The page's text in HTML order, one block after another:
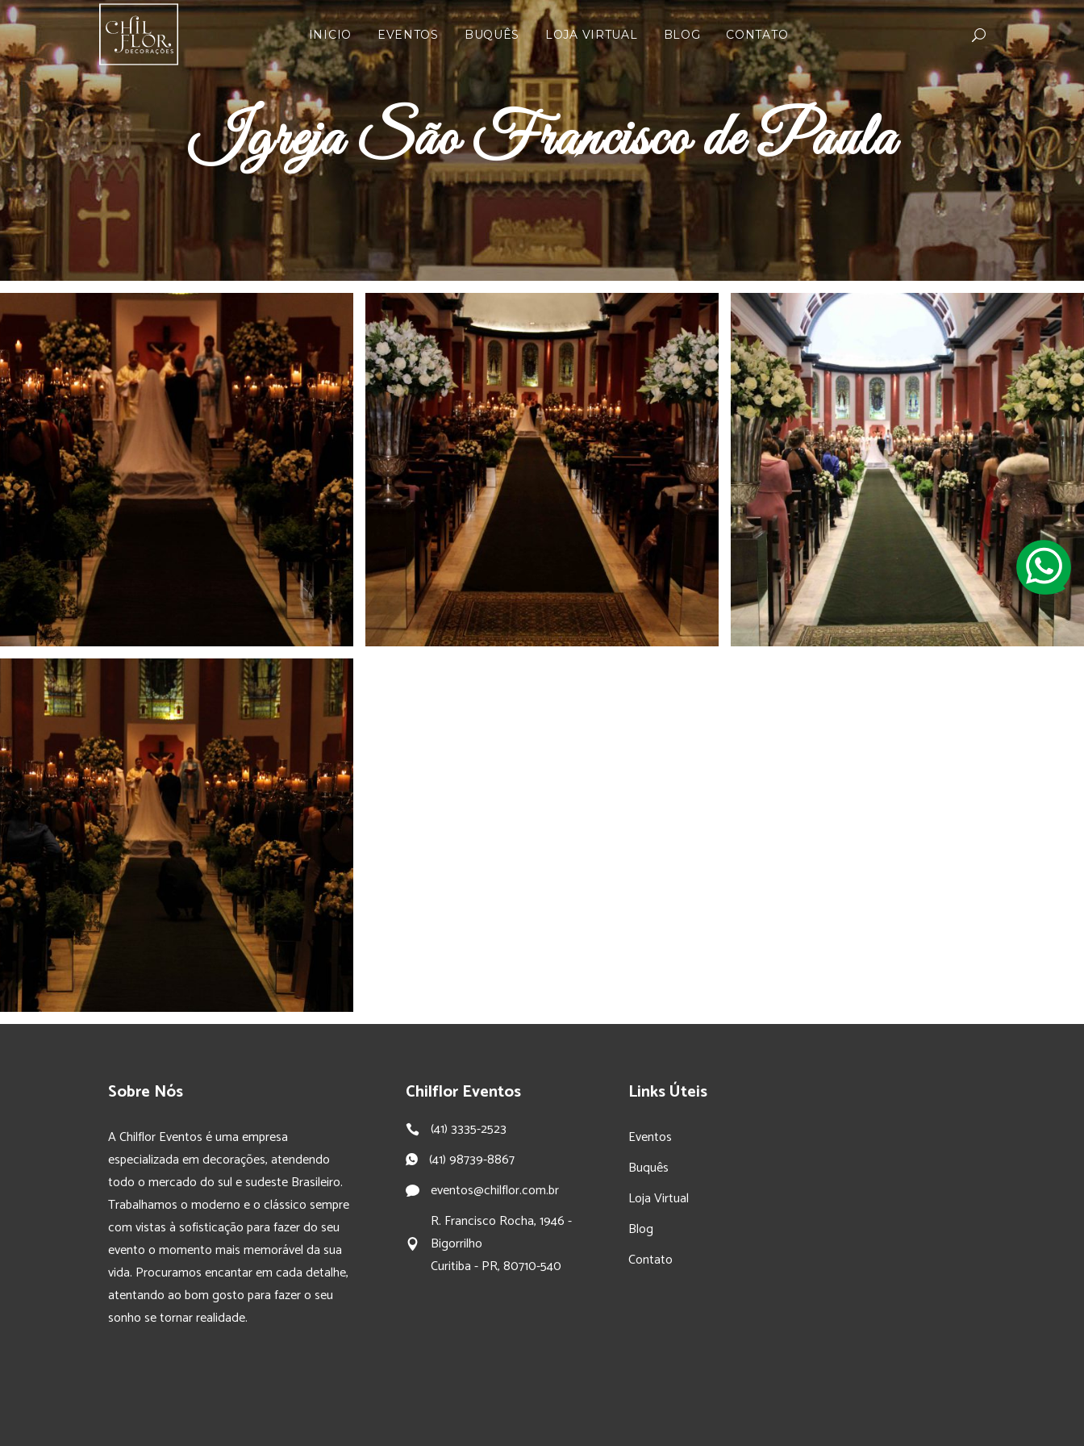
INICIO EVENTOS BUQUÊS LOJA VIRTUAL BLOG CONTATO
Igreja São Francisco de Paula
Sobre Nós
A Chilflor Eventos é uma empresa
especializada em decorações, atendendo
todo o mercado do sul e sudeste Brasileiro.
Trabalhamos o moderno e o clássico sempre
com vistas à sofisticação para fazer do seu
evento o momento mais memorável da sua
vida. Procuramos encantar em cada detalhe,
atentando ao bom gosto para fazer o seu
sonho se tornar realidade.
Chilflor Eventos
(41) 3335-2523
(41) 98739-8867
eventos@chilflor.com.br
R. Francisco Rocha, 1946 -
Bigorrilho
Curitiba - PR, 80710-540
Links Úteis
Eventos
Buquês
Loja Virtual
Blog
Contato